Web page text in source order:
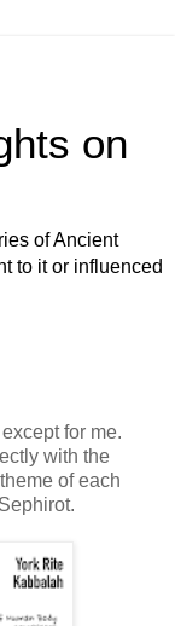
on
of Ancient
to it or influenced
for me.
with the
of each